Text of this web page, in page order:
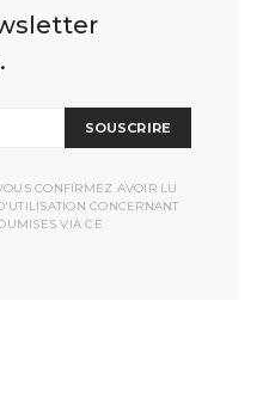
SOUSCRIRE
CONFIRMEZ AVOIR LU
CONCERNANT
VIA CE